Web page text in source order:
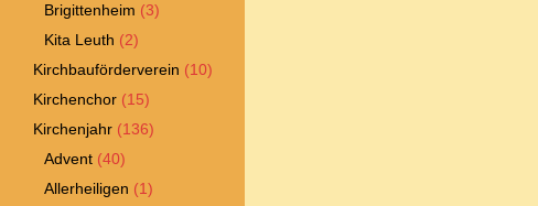
Brigittenheim (3)
Kita Leuth (2)
Kirchbauförderverein (10)
Kirchenchor (15)
Kirchenjahr (136)
Advent (40)
Allerheiligen (1)